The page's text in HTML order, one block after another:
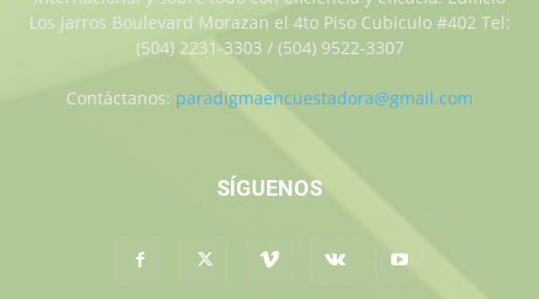
Los Jarros Boulevard Morazan el 4to Piso Cubiculo #402 Tel:
(504) 2231-3303 / (504) 9522-3307
Contáctanos: paradigmaencuestadora@gmail.com
SÍGUENOS